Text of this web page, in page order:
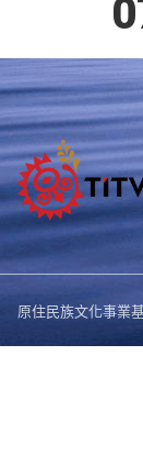
原住民族文化事業